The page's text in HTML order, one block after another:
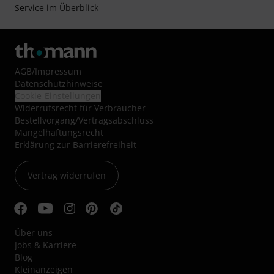
Service im Überblick
AGB/Impressum
Datenschutzhinweise
Widerrufsrecht für Verbraucher
Bestellvorgang/Vertragsabschluss
Mängelhaftungsrecht
Erklärung zur Barrierefreiheit
Vertrag widerrufen
Über uns
Jobs & Karriere
Blog
Kleinanzeigen